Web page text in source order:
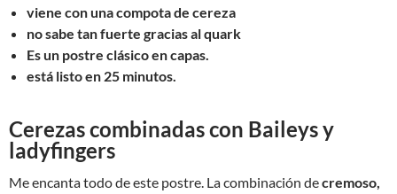
viene con una compota de cereza
no sabe tan fuerte gracias al quark
Es un postre clásico en capas.
está listo en 25 minutos.
Cerezas combinadas con Baileys y
ladyfingers
Me encanta todo de este postre. La combinación decremoso,